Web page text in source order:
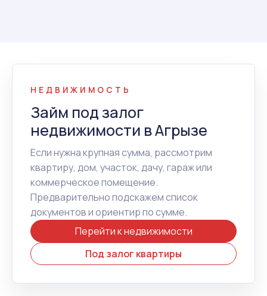
НЕДВИЖИМОСТЬ
Займ под залог
недвижимости в Агрызе
Если нужна крупная сумма, рассмотрим
квартиру, дом, участок, дачу, гараж или
коммерческое помещение.
Предварительно подскажем список
документов и ориентир по сумме.
Перейти к недвижимости
Под залог квартиры